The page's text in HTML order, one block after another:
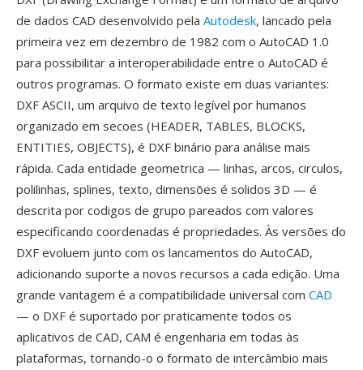
de dados CAD desenvolvido pela Autodesk, lancado pela
primeira vez em dezembro de 1982 com o AutoCAD 1.0
para possibilitar a interoperabilidade entre o AutoCAD é
outros programas. O formato existe em duas variantes:
DXF ASCII, um arquivo de texto legível por humanos
organizado em secoes (HEADER, TABLES, BLOCKS,
ENTITIES, OBJECTS), é DXF binário para análise mais
rápida. Cada entidade geometrica — linhas, arcos, circulos,
polilinhas, splines, texto, dimensões é solidos 3D — é
descrita por codigos de grupo pareados com valores
especificando coordenadas é propriedades. Às versões do
DXF evoluem junto com os lancamentos do AutoCAD,
adicionando suporte a novos recursos a cada edição. Uma
grande vantagem é a compatibilidade universal com CAD
— o DXF é suportado por praticamente todos os
aplicativos de CAD, CAM é engenharia em todas às
plataformas, tornando-o o formato de intercâmbio mais